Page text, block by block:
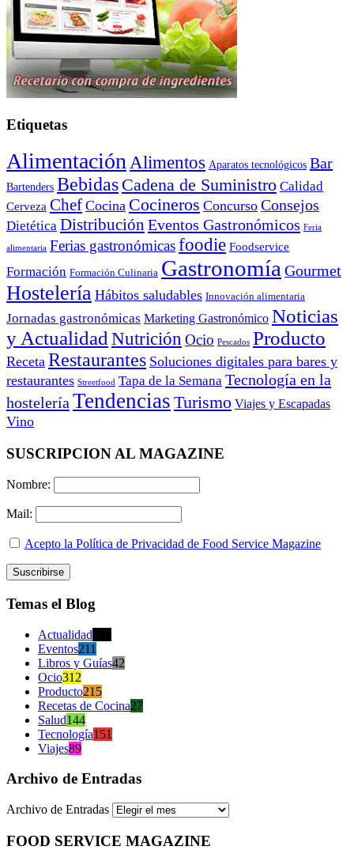
Etiquetas
Alimentación Alimentos Aparatos tecnológicos Bar
Bartenders Bebidas Cadena de Suministro Calidad
Cerveza Chef Cocina Cocineros Concurso Consejos
Dietética Distribución Eventos Gastronómicos Feria
alimentaria Ferias gastronómicasfoodie Foodservice
Formación Formación Culinaria Gastronomía Gourmet
Hostelería Hábitos saludables Innovación alimentaria
Jornadas gastronómicas Marketing Gastronómico Noticias
y Actualidad Nutrición Ocio Pescados Producto
Receta Restaurantes Soluciones digitales para bares y
restaurantes Streetfood Tapa de la Semana Tecnología en la
hostelería Tendencias Turismo Viajes y Escapadas
Vino
SUSCRIPCION AL MAGAZINE
Nombre:
Mail:
Acepto la Política de Privacidad de Food Service Magazine
Temas el Blog
Actualidad
Eventos211
Libros y Guías42
Ocio312
Producto215
Recetas de Cocina27
Salud144
Tecnología151
Viajes89
Archivo de Entradas
Archivo de Entradas
FOOD SERVICE MAGAZINE